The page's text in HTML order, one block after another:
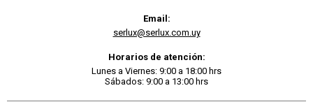
Email:
serlux@serlux.com.uy
Horarios de atención:
Lunes a Viernes: 9:00 a 18:00 hrs
Sábados: 9:00 a 13:00 hrs